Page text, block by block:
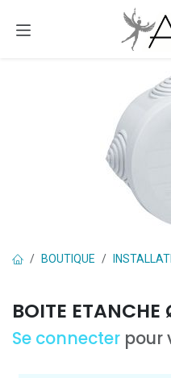
BOUTIQUE
BOITE
Se connecter pour